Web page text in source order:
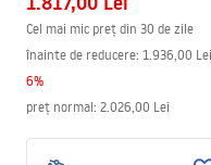
Cel mai mic preț din 30 de zile
înainte de reducere: 1.936,00 Lei
6%
preț normal: 2.026,00 Lei